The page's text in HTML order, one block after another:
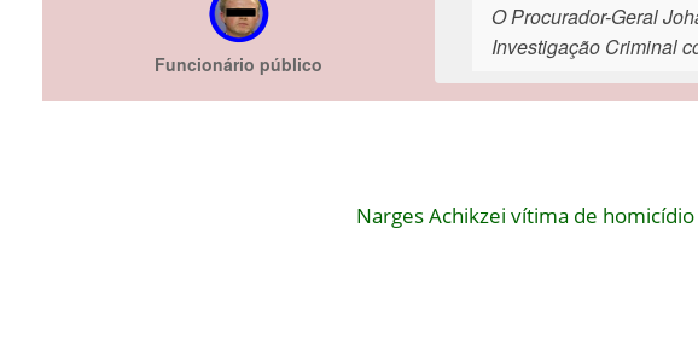
Funcionário público
O Procurador-Geral
Investigação Criminal